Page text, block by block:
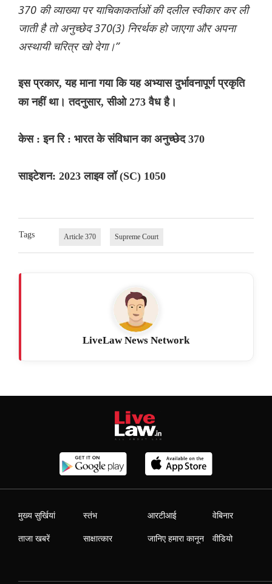
370 की व्याख्या पर याचिकाकर्ताओं की दलील स्वीकार कर ली
जाती है तो अनुच्छेद 370(3) निरर्थक हो जाएगा और अपना
अस्थायी चरित्र खो देगा।”
इस प्रकार, यह माना गया कि यह अभ्यास दुर्भावनापूर्ण प्रकृति
का नहीं था। तदनुसार, सीओ 273 वैध है।
केस : इन रि : भारत के संविधान का अनुच्छेद 370
साइटेशन: 2023 लाइव लॉ (SC) 1050
Tags Article 370 Supreme Court
LiveLaw News Network
मुख्य सुर्खियां
ताजा खबरें
स्तंभ
साक्षात्कार
आरटीआई
जानिए हमारा कानून
वेबिनार
वीडियो